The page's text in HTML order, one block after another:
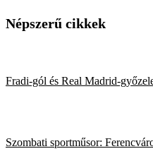
Népszerű cikkek
Fradi-gól és Real Madrid-
Szombati sportműsor: